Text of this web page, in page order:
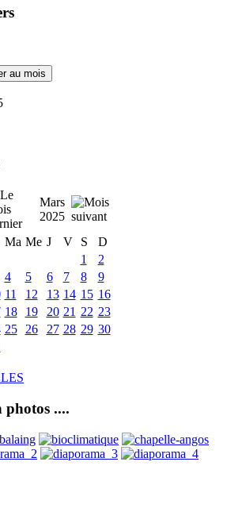
au mois
Mars
2025
Ma Me J V S
D
1
2
4 5 6 7 8
9
11 12 13 14 15 16
18 19 20 21 22 23
25 26 27 28 29 30
photos ....